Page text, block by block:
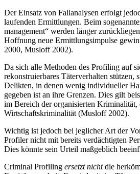
Der Einsatz von Fallanalysen erfolgt
laufenden Ermittlungen. Beim
management“ werden länger
Hoffnung neue Ermittlungsimpulse
2000, Musloff 2002).
Da sich alle Methoden des Profiling auf
rekonstruierbares Täterverhalten stützen,
Delikten, in denen wenig individueller
gegeben ist an ihre Grenzen. Dies gilt
im Bereich der organisierten Kriminalität,
Wirtschaftskriminalität (Musloff 2002).
Wichtig ist jedoch bei jeglicher Art der
Profiler nicht mit bereits verdächtigten
Dies könnte sein Urteil maßgeblich
Criminal Profiling ersetzt nichtdie